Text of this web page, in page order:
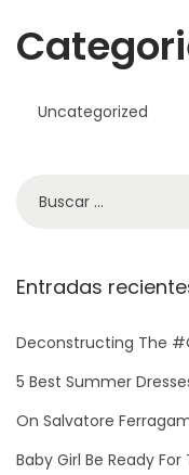
Uncategorized
Entradas
Deconstructing The
5 Best Summer
On Salvatore
Baby Girl Be Ready